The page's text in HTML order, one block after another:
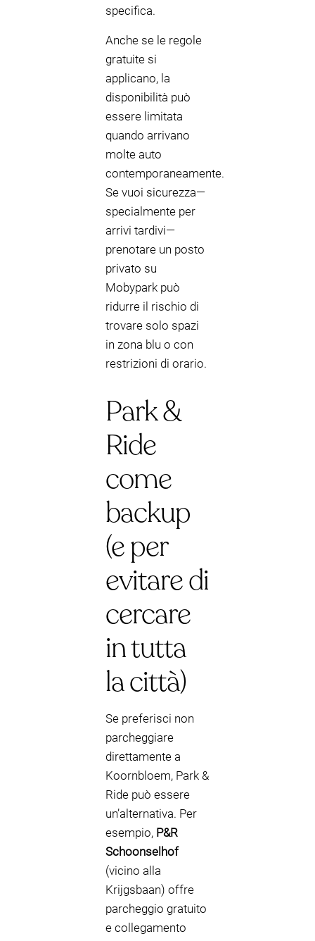
specifica.
Anche se le regole
gratuite si
applicano, la
disponibilità può
essere limitata
quando arrivano
molte auto
contemporaneamente.
Se vuoi sicurezza—
specialmente per
arrivi tardivi—
prenotare un posto
privato su
Mobypark può
ridurre il rischio di
trovare solo spazi
in zona blu o con
restrizioni di orario.
Park &
Ride
come
backup
(e per
evitare di
cercare
in tutta
la città)
Se preferisci non
parcheggiare
direttamente a
Koornbloem, Park &
Ride può essere
un’alternativa. Per
esempio, P&R
Schoonselhof
(vicino alla
Krijgsbaan) offre
parcheggio gratuito
e collegamento